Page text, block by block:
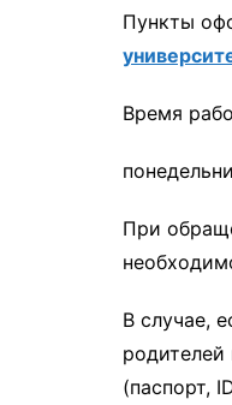
Пункты
Время
При
В случае,
(паспорт,